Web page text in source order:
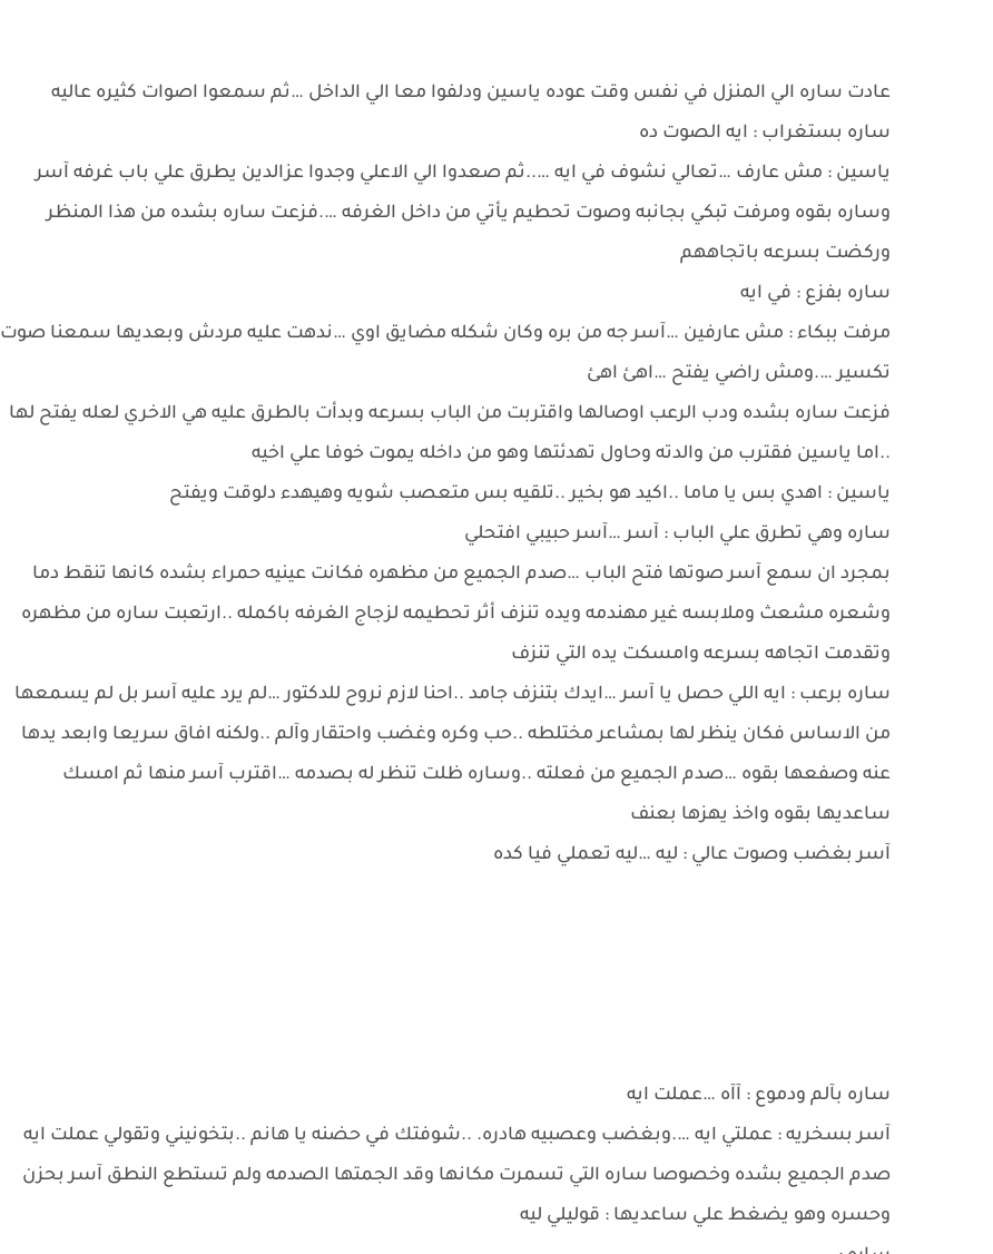
عادت ساره الي المنزل في نفس وقت عوده ياسين ودلفوا معا الي الداخل …ثم سمعوا اصوات كثيره عاليه
ساره بستغراب : ايه الصوت ده
ياسين : مش عارف …تعالي نشوف في ايه …..ثم صعدوا الي الاعلي وجدوا عزالدين يطرق علي باب غرفه آسر
وساره بقوه ومرفت تبكي بجانبه وصوت تحطيم يأتي من داخل الغرفه ….فزعت ساره بشده من هذا المنظر
وركضت بسرعه باتجاههم
ساره بفزع : في ايه
مرفت ببكاء : مش عارفين …آسر جه من بره وكان شكله مضايق اوي …ندهت عليه مردش وبعديها سمعنا صوت
تكسير ….ومش راضي يفتح …اهئ اهئ
فزعت ساره بشده ودب الرعب اوصالها واقتربت من الباب بسرعه وبدأت بالطرق عليه هي الاخري لعله يفتح لها
..اما ياسين فقترب من والدته وحاول تهدئتها وهو من داخله يموت خوفا علي اخيه
ياسين : اهدي بس يا ماما ..اكيد هو بخير ..تلقيه بس متعصب شويه وهيهدء دلوقت ويفتح
ساره وهي تطرق علي الباب : آسر …آسر حبيبي افتحلي
بمجرد ان سمع آسر صوتها فتح الباب …صدم الجميع من مظهره فكانت عينيه حمراء بشده كانها تنقط دما
وشعره مشعث وملابسه غير مهندمه ويده تنزف أثر تحطيمه لزجاج الغرفه باكمله ..ارتعبت ساره من مظهره
وتقدمت اتجاهه بسرعه وامسكت يده التي تنزف
ساره برعب : ايه اللي حصل يا آسر …ايدك بتنزف جامد ..احنا لازم نروح للدكتور …لم يرد عليه آسر بل لم يسمعها
من الاساس فكان ينظر لها بمشاعر مختلطه ..حب وكره وغضب واحتقار وآلم ..ولكنه افاق سريعا وابعد يدها
عنه وصفعها بقوه …صدم الجميع من فعلته ..وساره ظلت تنظر له بصدمه …اقترب آسر منها ثم امسك
ساعديها بقوه واخذ يهزها بعنف
آسر بغضب وصوت عالي : ليه …ليه تعملي فيا كده
ساره بآلم ودموع : آآه …عملت ايه
آسر بسخريه : عملتي ايه ….وبغضب وعصبيه هادره. ..شوفتك في حضنه يا هانم ..بتخونيني وتقولي عملت ايه
صدم الجميع بشده وخصوصا ساره التي تسمرت مكانها وقد الجمتها الصدمه ولم تستطع النطق آسر بحزن
وحسره وهو يضغط علي ساعديها : قوليلي ليه